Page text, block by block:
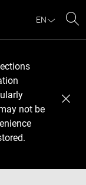
EN
not be